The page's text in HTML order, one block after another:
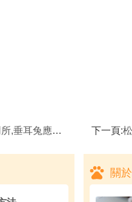
兔應該怎麼樣 下一頁:松
關